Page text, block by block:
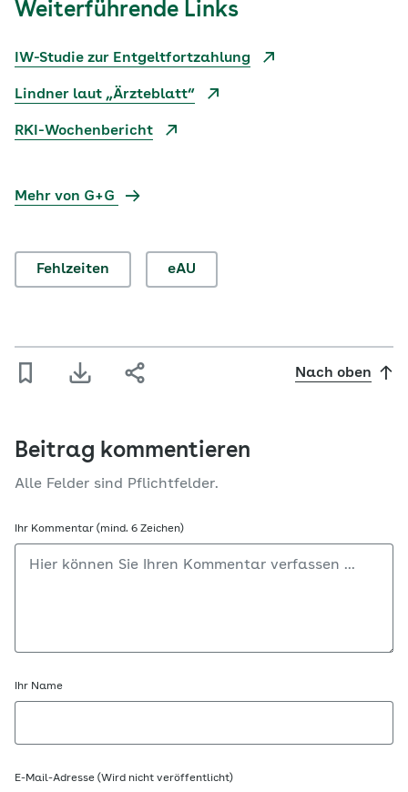
Weiterführende Links
IW-Studie zur Entgeltfortzahlung
Lindner laut „Ärzteblatt“
RKI-Wochenbericht
Mehr von G+G
Fehlzeiten eAU
Nach oben
Beitrag kommentieren
Alle Felder sind Pflichtfelder.
Ihr Kommentar (mind. 6 Zeichen)
Ihr Name
E-Mail-Adresse (Wird nicht veröffentlicht)